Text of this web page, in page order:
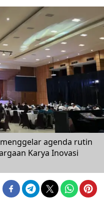
menggelar agenda rutin
Karya Inovasi